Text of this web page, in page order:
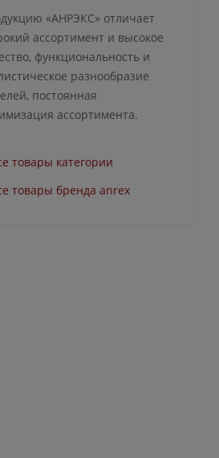
«АНРЭКС» отличает
ассортимент и высокое
функциональность и
разнообразие
постоянная
ассортимента.
товары категории
товары бренда anrex